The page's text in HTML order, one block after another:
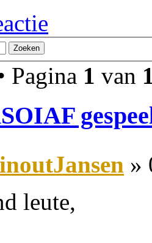
Pagina 1 van
»
leute,